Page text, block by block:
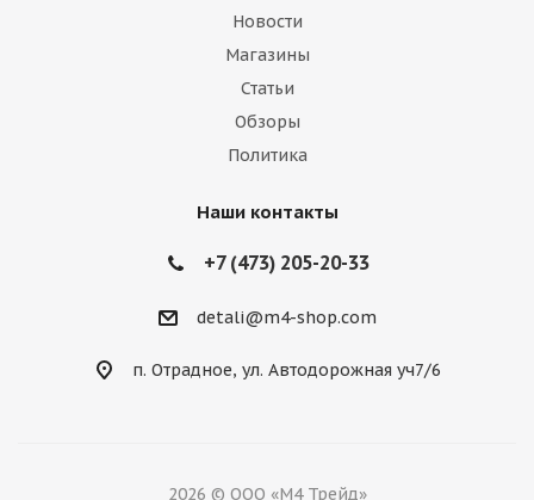
Новости
Магазины
Статьи
Обзоры
Политика
Наши контакты
+7 (473) 205-20-33
detali@m4-shop.com
п. Отрадное, ул. Автодорожная уч7/6
2026 © ООО «М4 Трейд»